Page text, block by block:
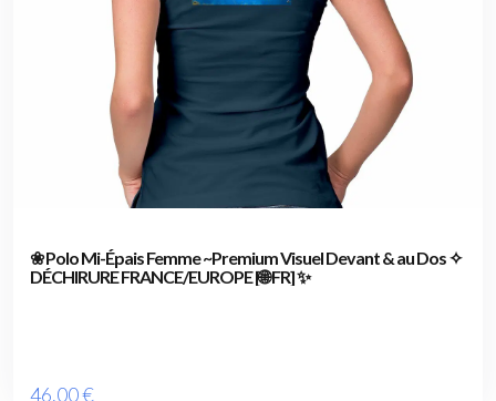
❀ Polo Mi-Épais Femme ~Premium Visuel Devant & au Dos ✧
DÉCHIRURE FRANCE/EUROPE [🌐 FR] ✨
46.00€